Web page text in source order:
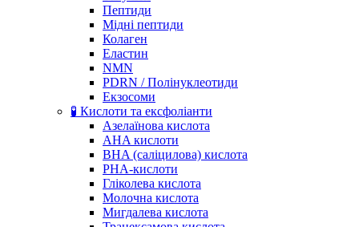
Пептиди
Мідні пептиди
Колаген
Еластин
NMN
PDRN / Полінуклеотиди
Екзосоми
🧪 Кислоти та ексфоліанти
Азелаїнова кислота
AHA кислоти
BHA (саліцилова) кислота
PHA-кислоти
Гліколева кислота
Молочна кислота
Мигдалева кислота